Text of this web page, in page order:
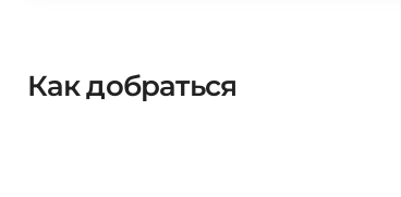
Как добраться